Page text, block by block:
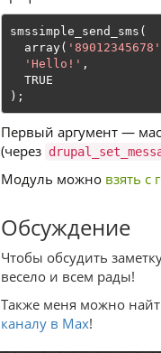
smssimple_send_sms (
  array
( '89012345678'
'Hello!' ,
);
Первый аргумент —
(через
Модуль можно взять с
Обсуждение
Чтобы обсудить
весело и всем рады!
Также меня можно
каналу в Max!